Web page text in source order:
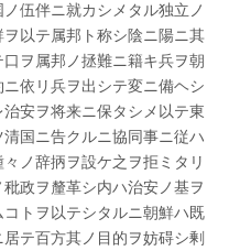
伍伴ニ就カシメタル独立ノ
以テ属邦ト称シ陰ニ陽ニ其
ヲ属邦ノ拯難ニ籍キ兵ヲ朝
依リ兵ヲ出シテ変ニ備ヘシ
安ヲ将来ニ保タシメ以テ東
国ニ告クルニ協同事ニ従ハ
ノ辞抦ヲ設ケ之ヲ拒ミタリ
政ヲ釐革シ内ハ治安ノ基ヲ
トヲ以テシタルニ朝鮮ハ既
テ百方其ノ目的ヲ妨碍シ剰